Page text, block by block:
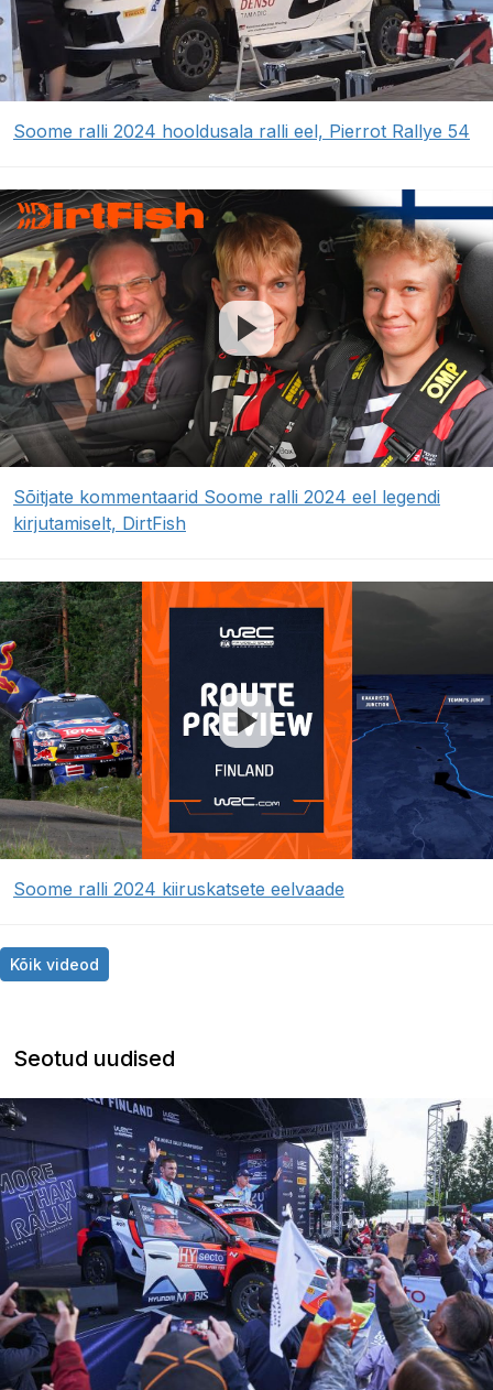
Soome ralli 2024 hooldusala ralli eel, Pierrot Rallye 54
Sõitjate kommentaarid Soome ralli 2024 eel legendi
kirjutamiselt, DirtFish
Soome ralli 2024 kiiruskatsete eelvaade
Kõik videod
Seotud uudised